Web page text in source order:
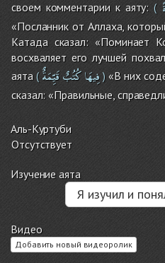
своем комментарии к аяту: (
«Посланник от Аллаха,
Катада сказал: «Поминает
восхваляет его лучшей
аята ( فِيهَاكُتُبٌقَيِّمَةٌ ) «В них
сказал: «Правильные,
Аль-Куртуби
Отсутствует
Изучение аята
Я изучил и
Видео
Добавить новый видеоролик